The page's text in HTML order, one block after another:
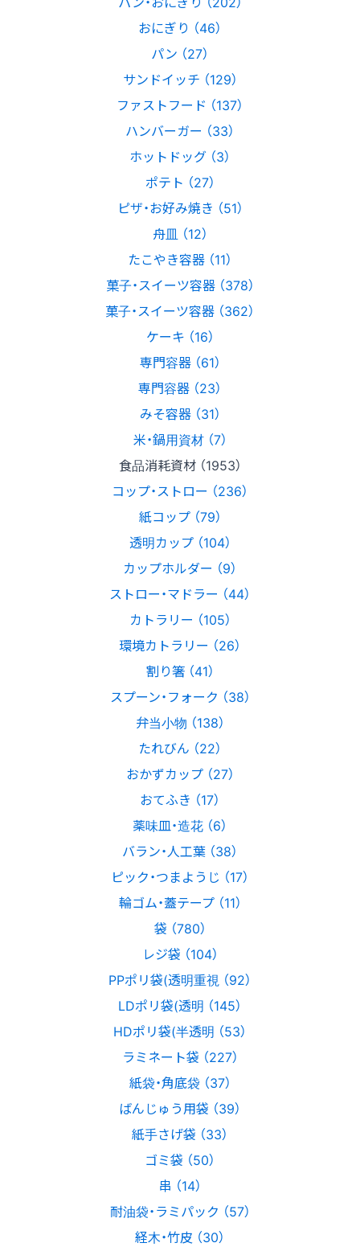
おにぎり （46）
パン （27）
サンドイッチ （129）
ファストフード （137）
ハンバーガー （33）
ホットドッグ （3）
ポテト （27）
ピザ・お好み焼き （51）
舟皿 （12）
たこやき容器 （11）
菓子・スイーツ容器 （378）
菓子・スイーツ容器 （362）
ケーキ （16）
専門容器 （61）
専門容器 （23）
みそ容器 （31）
米・鍋用資材 （7）
食品消耗資材 （1953）
コップ・ストロー （236）
紙コップ （79）
透明カップ （104）
カップホルダー （9）
ストロー・マドラー （44）
カトラリー （105）
環境カトラリー （26）
割り箸 （41）
スプーン・フォーク （38）
弁当小物 （138）
たれびん （22）
おかずカップ （27）
おてふき （17）
薬味皿・造花 （6）
バラン・人工葉 （38）
ピック・つまようじ （17）
輪ゴム・蓋テープ （11）
袋 （780）
レジ袋 （104）
PPポリ袋(透明重視 （92）
LDポリ袋(透明 （145）
HDポリ袋(半透明 （53）
ラミネート袋 （227）
紙袋・角底袋 （37）
ばんじゅう用袋 （39）
紙手さげ袋 （33）
ゴミ袋 （50）
串 （14）
耐油袋・ラミパック （57）
経木・竹皮 （30）